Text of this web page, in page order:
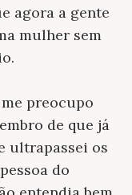
agora a gente
mulher sem
preocupo
de que já
ultrapassei os
do